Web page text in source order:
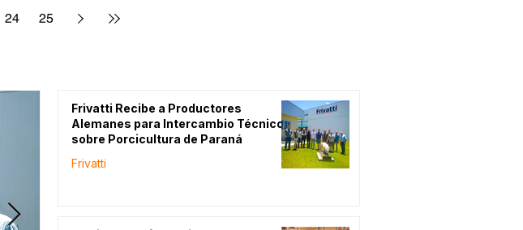
24 25
Frivatti Recibe a Productores
Alemanes para Intercambio Técnico
sobre Porcicultura de Paraná
Frivatti